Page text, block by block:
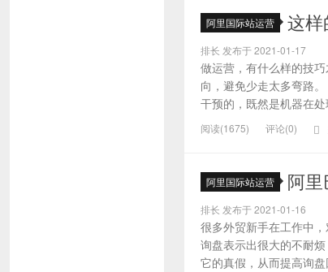
阿里国际站运营 这
排长 发布于 2021-01-17
做运营，有什么样的技
向，避免少走太多弯路
干预的，既然是机器在
阅读(1675) 评论(0)
阿里国际站运营 阿
排长 发布于 2021-01-16
很多外贸新手在工作中
询盘表示出很大的不耐
它的真假，从而提高询